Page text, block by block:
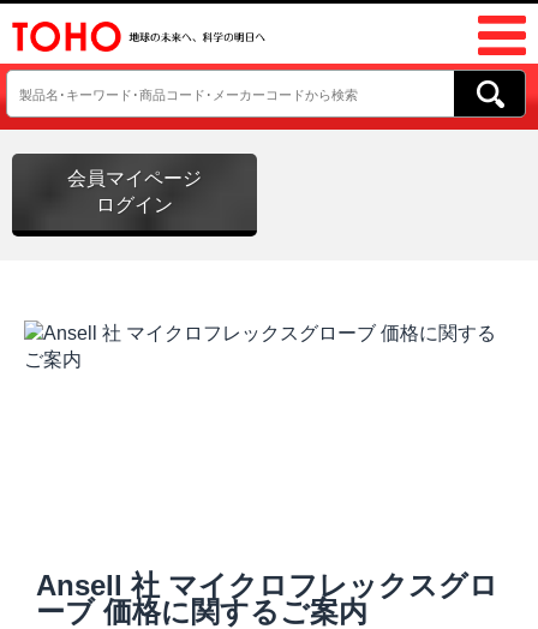
会員マイページ
ログイン
Ansell 社 マイクロフレックスグロ
ーブ 価格に関するご案内